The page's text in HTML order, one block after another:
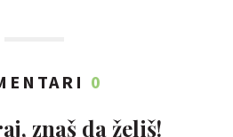
0
znaš da želiš!